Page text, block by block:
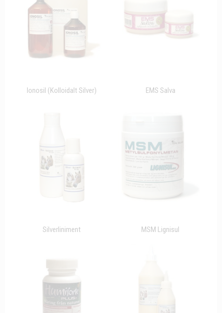
Ionosil (Kolloidalt Silver) EMS Salva
Silverliniment MSM Lignisul